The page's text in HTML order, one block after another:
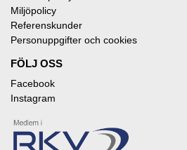
Miljöpolicy
Referenskunder
Personuppgifter och cookies
FÖLJ OSS
Facebook
Instagram